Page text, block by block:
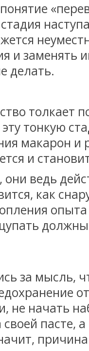
и заменять
делать.
толкает
тонкую
макарон и
и
ведь
как
за мысль,
не начать
пасте,